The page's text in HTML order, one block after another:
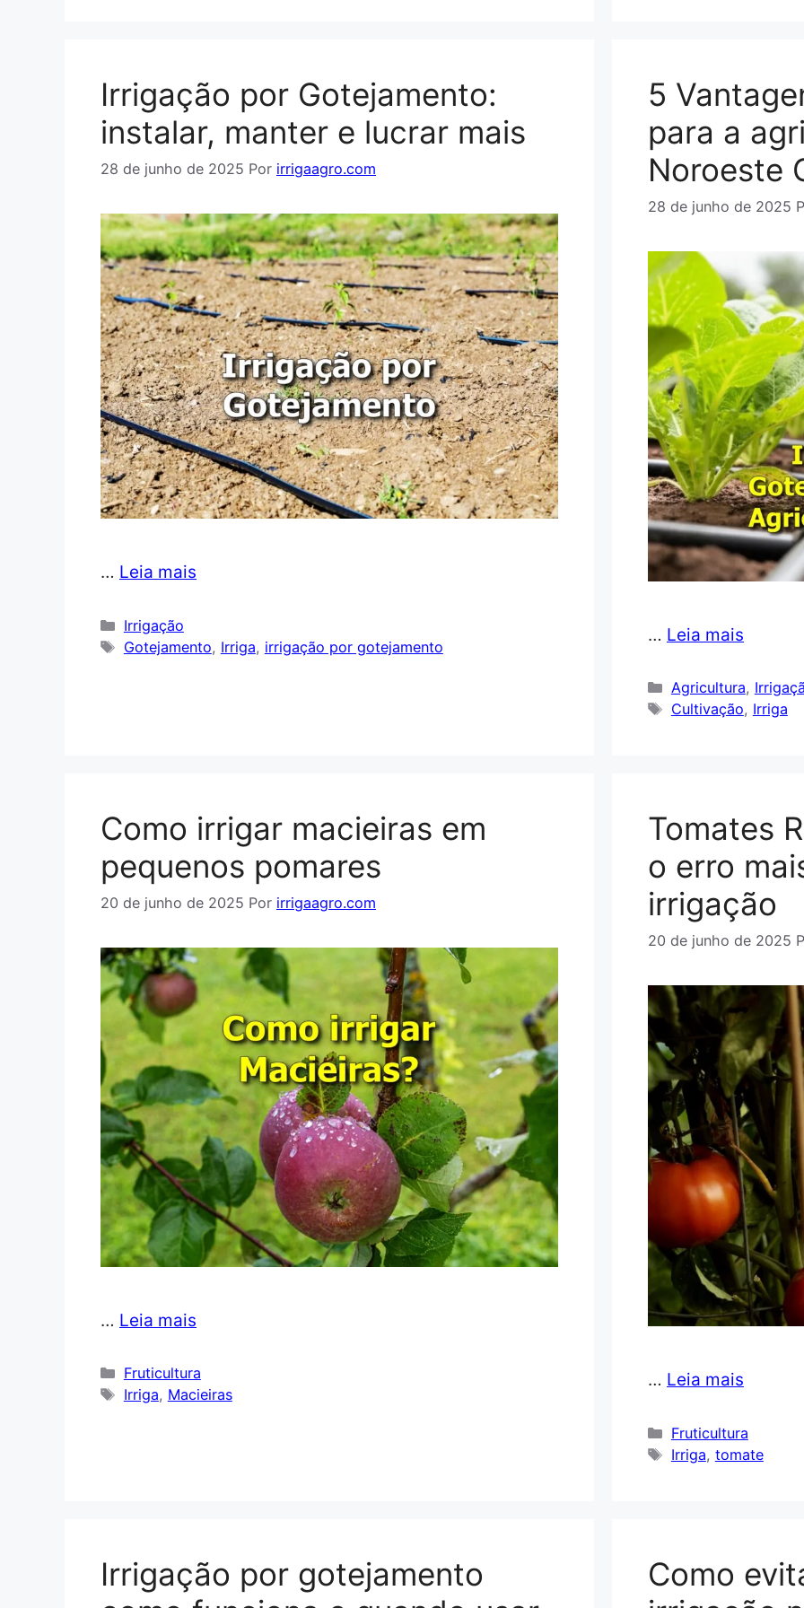
Irrigação por Gotejamento:
instalar, manter e lucrar mais
28 de junho de 2025 Por irrigaagro.com
… Leia mais
Categorias
Irrigação
Tags
Gotejamento, Irriga, irrigação por gotejamento
5
para a
Noroeste
28 de junho de 2025
… Leia mais
Categorias
Agricultura,
Tags
Cultivação, Irriga
Como irrigar macieiras em
pequenos pomares
20 de junho de 2025 Por irrigaagro.com
… Leia mais
Categorias
Fruticultura
Tags
Irriga, Macieiras
Tomates
o erro
irrigação
20 de junho de 2025
… Leia mais
Categorias
Fruticultura
Tags
Irriga, tomate
Irrigação por gotejamento
Como